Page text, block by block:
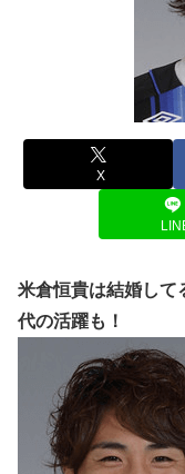
X
米倉恒貴は結婚して
代の活躍も！